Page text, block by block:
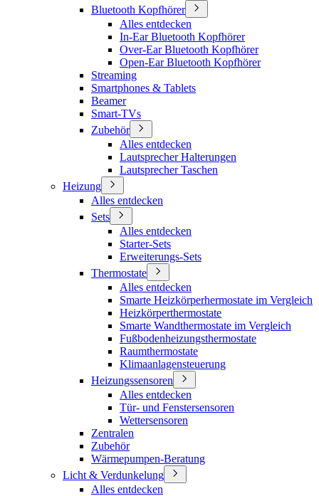
Bluetooth Kopfhörer
Alles entdecken
In-Ear Bluetooth Kopfhörer
Over-Ear Bluetooth Kopfhörer
Open-Ear Bluetooth Kopfhörer
Streaming
Smartphones & Tablets
Beamer
Smart-TVs
Zubehör
Alles entdecken
Lautsprecher Halterungen
Lautsprecher Taschen
Heizung
Alles entdecken
Sets
Alles entdecken
Starter-Sets
Erweiterungs-Sets
Thermostate
Alles entdecken
Smarte Heizkörperhermostate im Vergleich
Heizkörperthermostate
Smarte Wandthermostate im Vergleich
Fußbodenheizungsthermostate
Raumthermostate
Klimaanlagensteuerung
Heizungssensoren
Alles entdecken
Tür- und Fenstersensoren
Wettersensoren
Zentralen
Zubehör
Wärmepumpen-Beratung
Licht & Verdunkelung
Alles entdecken